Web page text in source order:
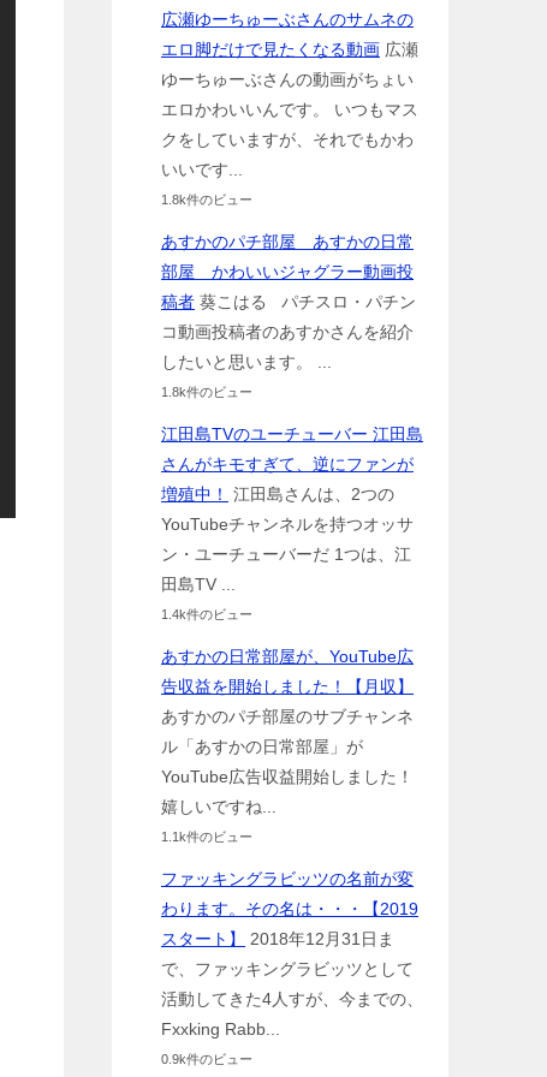
広瀬ゆーちゅーぶさんのサムネの
エロ脚だけで見たくなる動画 広瀬
ゆーちゅーぶさんの動画がちょい
エロかわいいんです。 いつもマス
クをしていますが、それでもかわ
いいです...
1.8k件のビュー
あすかのパチ部屋 あすかの日常
部屋 かわいいジャグラー動画投
稿者 葵こはる パチスロ・パチン
コ動画投稿者のあすかさんを紹介
したいと思います。 ...
1.8k件のビュー
江田島TVのユーチューバー 江田島
さんがキモすぎて、逆にファンが
増殖中！
江田島さんは、2つの
YouTubeチャンネルを持つオッサ
ン・ユーチューバーだ 1つは、江
田島TV ...
1.4k件のビュー
あすかの日常部屋が、YouTube広
告収益を開始しました！【月収】
あすかのパチ部屋のサブチャンネ
ル「あすかの日常部屋」が
YouTube広告収益開始しました！
嬉しいですね...
1.1k件のビュー
ファッキングラビッツの名前が変
わります。その名は・・・【2019
スタート】
2018年12月31日ま
で、ファッキングラビッツとして
活動してきた4人すが、今までの、
Fxxking Rabb...
0.9k件のビュー